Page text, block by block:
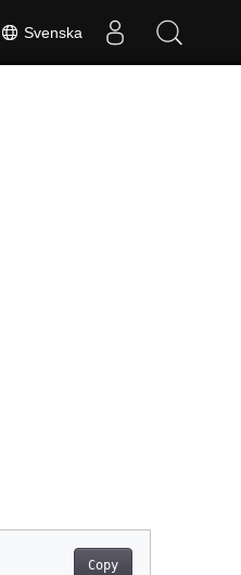
Svenska
Copy